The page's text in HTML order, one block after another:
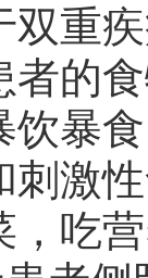
双重
者的
饮暴
刺激
，吃